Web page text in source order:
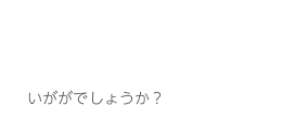
いががでしょうか？